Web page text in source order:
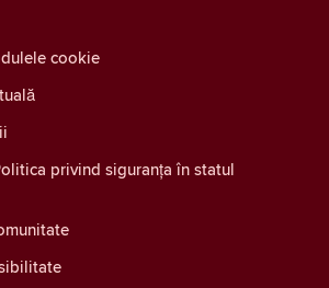
cookie
privind siguranța în statul